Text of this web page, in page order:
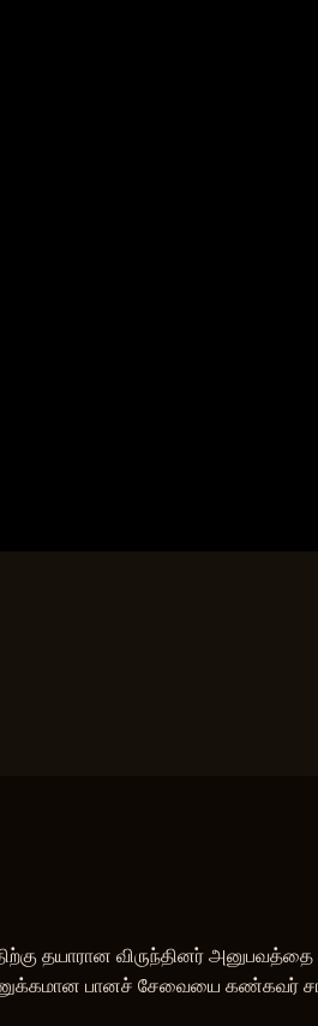
தயாரான விருந்தினர்
பானச் சேவையை கண்கவர்